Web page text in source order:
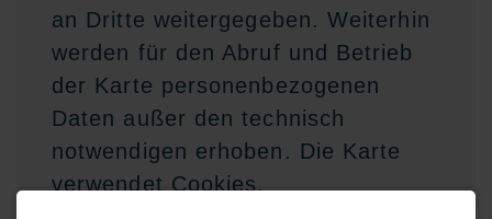
an Dritte weitergegeben. Weiterhin
werden für den Abruf und Betrieb
der Karte personenbezogenen
Daten außer den technisch
notwendigen erhoben. Die Karte
verwendet Cookies.